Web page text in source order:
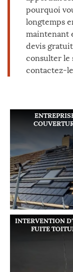
pourquoi
longtemps
maintenant
devis
consulter le
contactez-
INTERVENTION
FUITE